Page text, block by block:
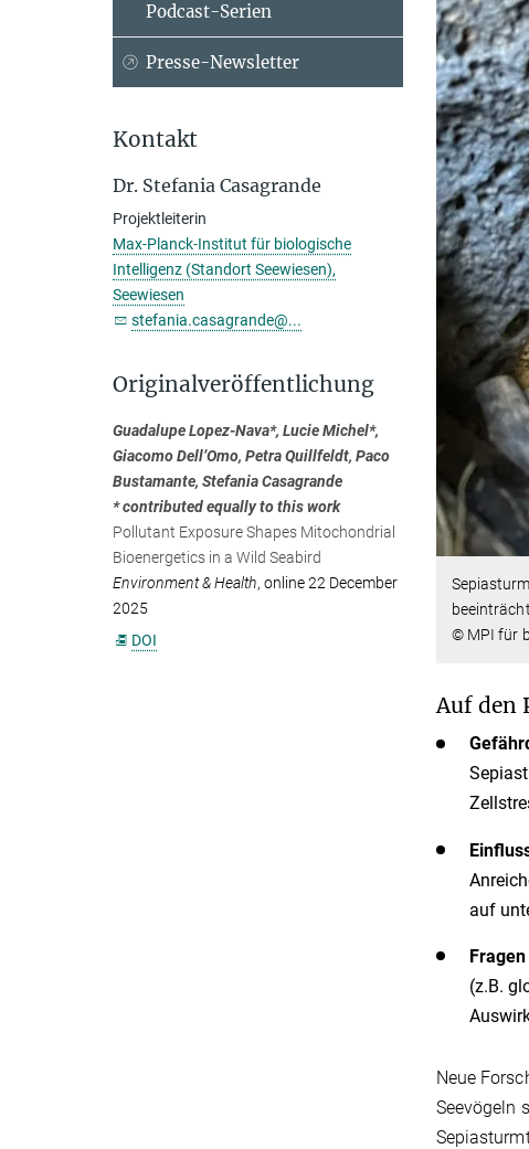
© MPI für
Auf den
auf
(z.B.
Neue
Seevögeln
Podcast-Serien
Presse-Newsletter
Kontakt
Dr. Stefania Casagrande
Projektleiterin
Max-Planck-Institut für biologische
Intelligenz (Standort Seewiesen),
Seewiesen
stefania.casagrande@...
Originalveröffentlichung
Guadalupe Lopez-Nava*, Lucie Michel*,
Giacomo Dell’Omo, Petra Quillfeldt, Paco
Bustamante, Stefania Casagrande
* contributed equally to this work
Pollutant Exposure Shapes Mitochondrial
Bioenergetics in a Wild Seabird
Environment & Health, online 22 December
2025
DOI